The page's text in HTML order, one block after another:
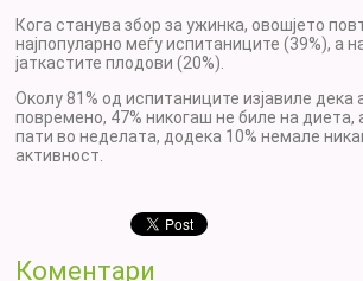
Кога станува збор за ужинка, овошјето
најпопуларно меѓу испитаниците (39%), а
јаткастите плодови (20%).
Околу 81% од испитаниците изјавиле дека
повремено, 47% никогаш не биле на диета,
пати во неделата, додека 10% немале
активност.
Коментари